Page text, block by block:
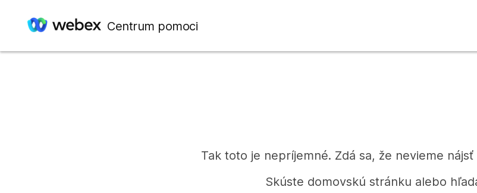
Centrum pomoci
Tak toto je nepríjemné. Zdá sa, že nevieme
Skúste domovskú stránku alebo